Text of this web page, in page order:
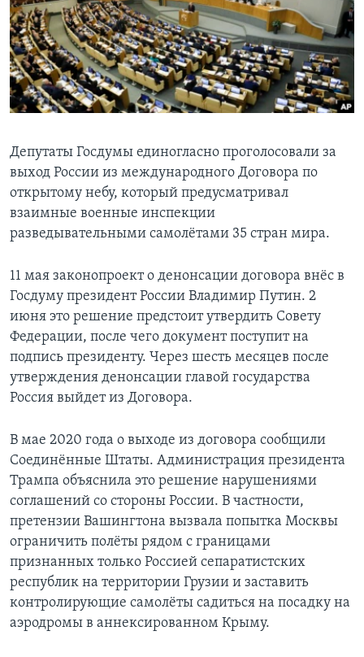
Learning English
СОЦИАЛЬНЫЕ СЕТИ
Языки
Депутаты Госдумы единогласно проголосовали за
выход России из международного Договора по
открытому небу, который предусматривал
взаимные военные инспекции
разведывательными самолётами 35 стран мира.
11 мая законопроект о денонсации договора внёс в
Госдуму президент России Владимир Путин. 2
июня это решение предстоит утвердить Совету
Федерации, после чего документ поступит на
подпись президенту. Через шесть месяцев после
утверждения денонсации главой государства
Россия выйдет из Договора.
В мае 2020 года о выходе из договора сообщили
Соединённые Штаты. Администрация президента
Трампа объяснила это решение нарушениями
соглашений со стороны России. В частности,
претензии Вашингтона вызвала попытка Москвы
ограничить полёты рядом с границами
признанных только Россией сепаратистских
республик на территории Грузии и заставить
контролирующие самолёты садиться на посадку на
аэродромы в аннексированном Крыму.